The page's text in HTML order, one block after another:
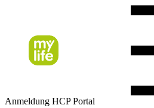
Anmeldung HCP Portal